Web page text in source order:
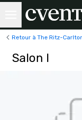
Retour à The Ritz-
Salon I